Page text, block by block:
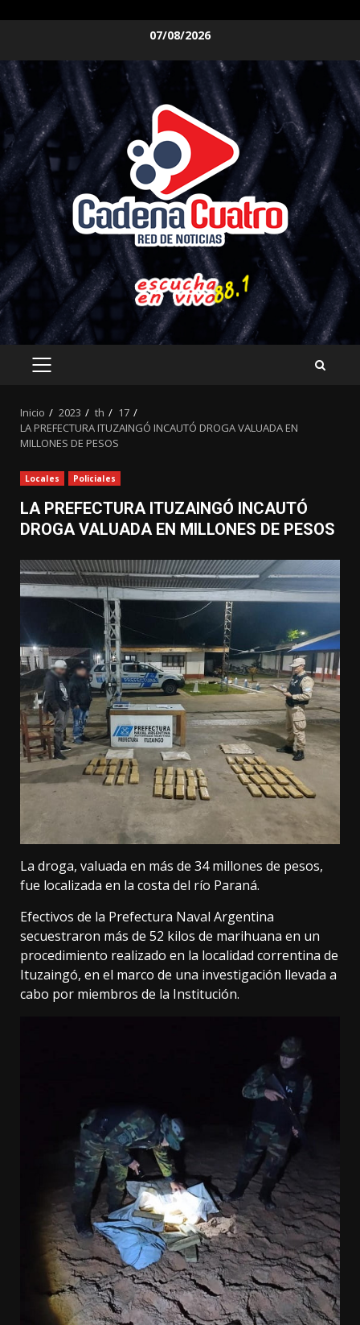
contenido
07/08/2026
MENÚ
Inicio 2023 th
17
LA PREFECTURA ITUZAINGÓ INCAUTÓ DROGA VALUADA EN
MILLONES DE PESOS
Locales Policiales
LA PREFECTURA ITUZAINGÓ INCAUTÓ
DROGA VALUADA EN MILLONES DE PESOS
La droga, valuada en más de 34 millones de pesos,
fue localizada en la costa del río Paraná.
Efectivos de la Prefectura Naval Argentina
secuestraron más de 52 kilos de marihuana en un
procedimiento realizado en la localidad correntina de
Ituzaingó, en el marco de una investigación llevada a
cabo por miembros de la Institución.